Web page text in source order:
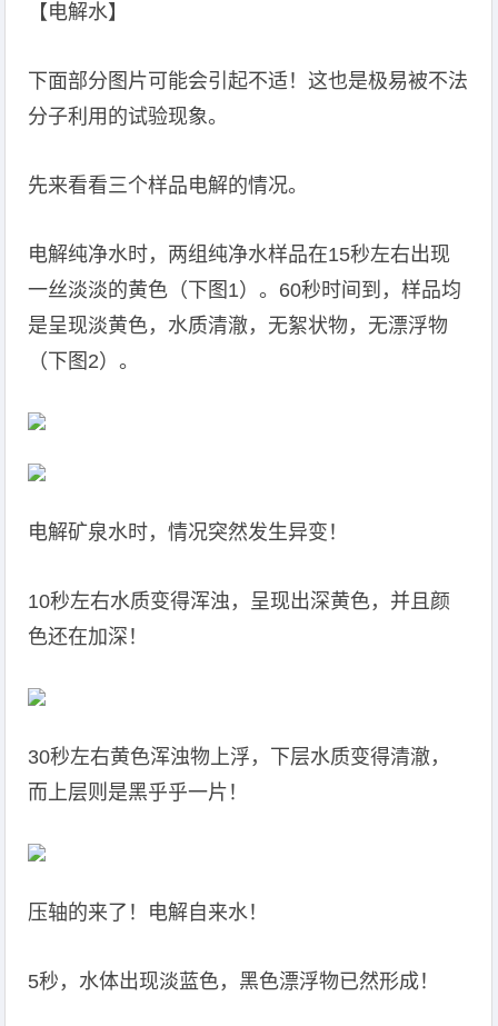
【电解水】
下面部分图片可能会引起不适！这也是极易被不法
分子利用的试验现象。
先来看看三个样品电解的情况。
电解纯净水时，两组纯净水样品在15秒左右出现
一丝淡淡的黄色（下图1）。60秒时间到，样品均
是呈现淡黄色，水质清澈，无絮状物，无漂浮物
（下图2）。
电解矿泉水时，情况突然发生异变！
10秒左右水质变得浑浊，呈现出深黄色，并且颜
色还在加深！
30秒左右黄色浑浊物上浮，下层水质变得清澈，
而上层则是黑乎乎一片！
压轴的来了！电解自来水！
5秒，水体出现淡蓝色，黑色漂浮物已然形成！